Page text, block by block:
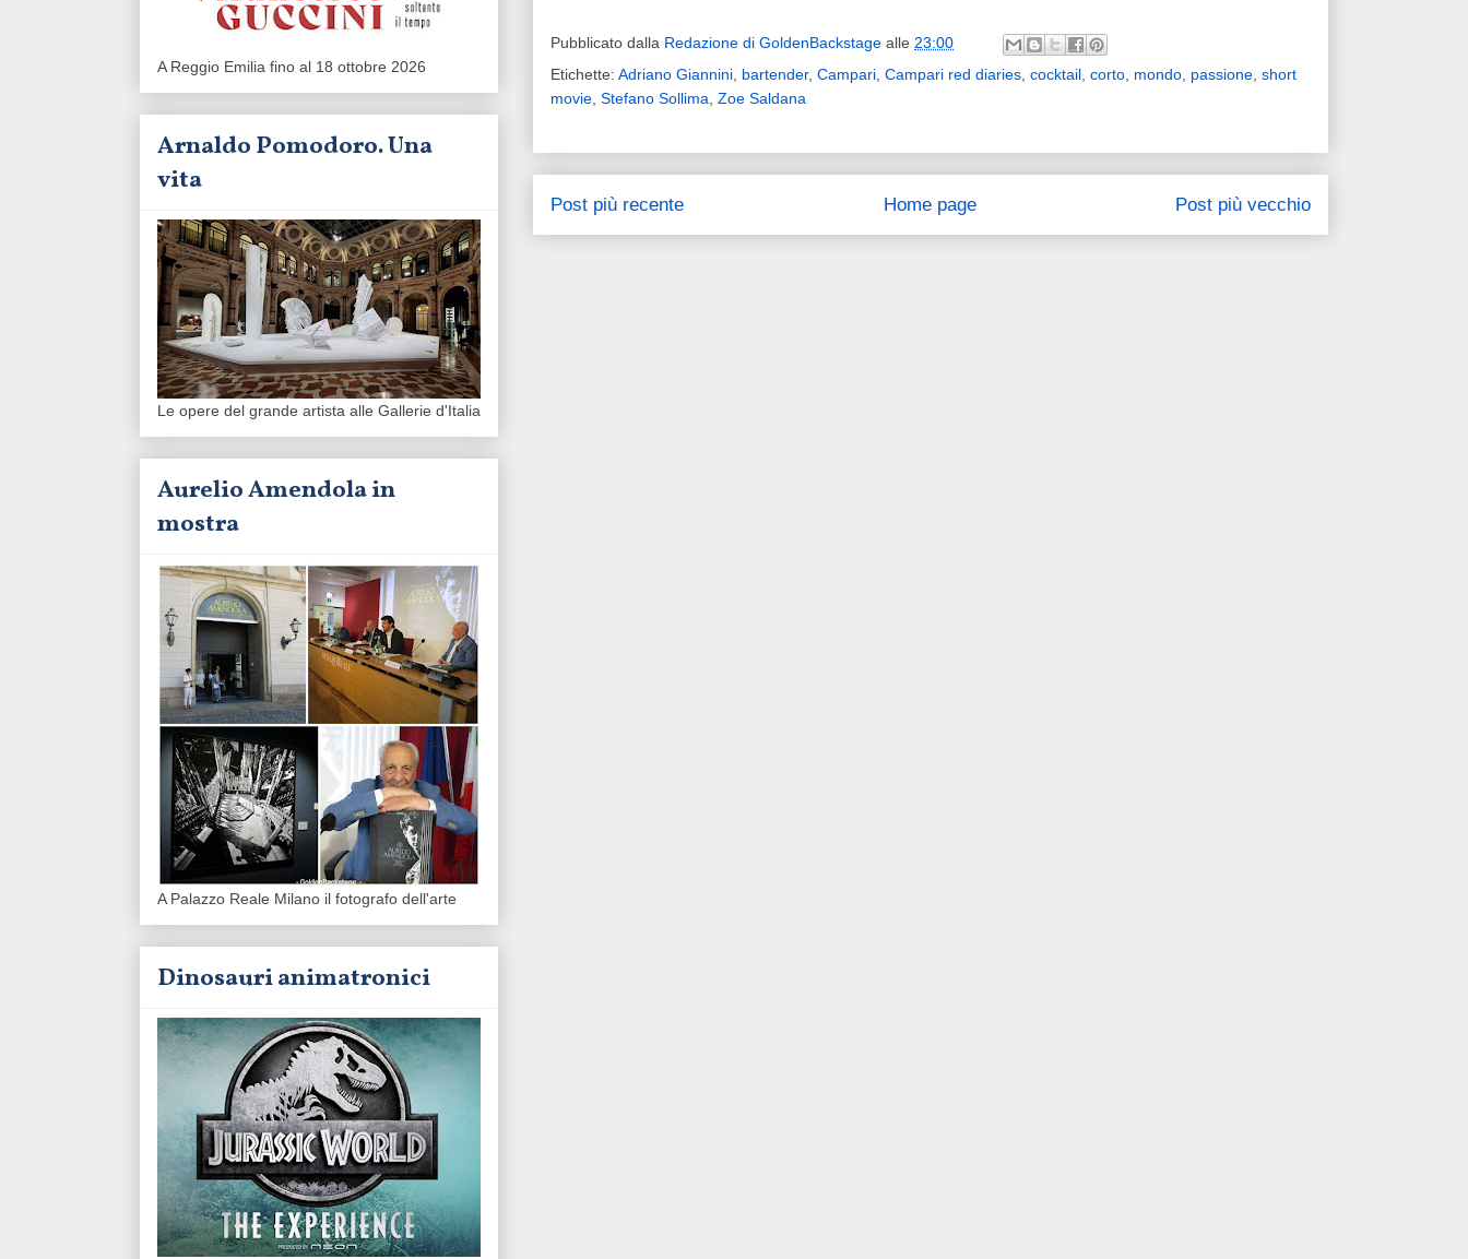
Pubblicato dalla Redazione di GoldenBackstage alle 23:00
Etichette: Adriano Giannini bartender, Campari Campari red diaries cocktail corto mondo passione short
movie Stefano Sollima Zoe Saldana
Post più recente Post più vecchio
Home page
A Reggio Emilia fino al 18 ottobre 2026
Arnaldo Pomodoro. Una
vita
Le opere del grande artista alle Gallerie d'Italia
Aurelio Amendola in
mostra
A Palazzo Reale Milano il fotografo dell'arte
Dinosauri animatronici